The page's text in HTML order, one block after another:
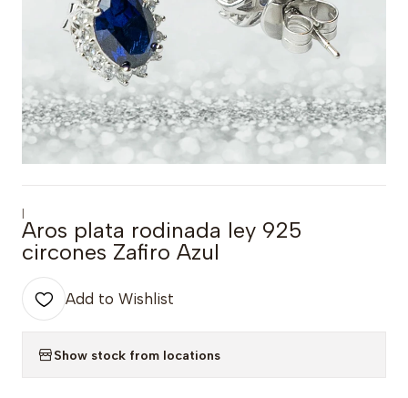
|
Aros plata rodinada ley 925
circones Zafiro Azul
Add to Wishlist
Show stock from locations